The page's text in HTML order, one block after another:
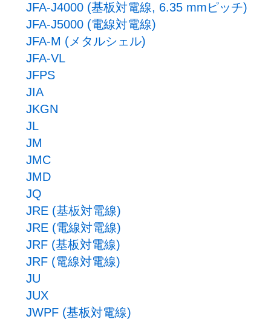
JFA-J4000 (基板対電線, 6.35 mmピッチ)
JFA-J5000 (電線対電線)
JFA-M (メタルシェル)
JFA-VL
JFPS
JIA
JKGN
JL
JM
JMC
JMD
JQ
JRE (基板対電線)
JRE (電線対電線)
JRF (基板対電線)
JRF (電線対電線)
JU
JUX
JWPF (基板対電線)